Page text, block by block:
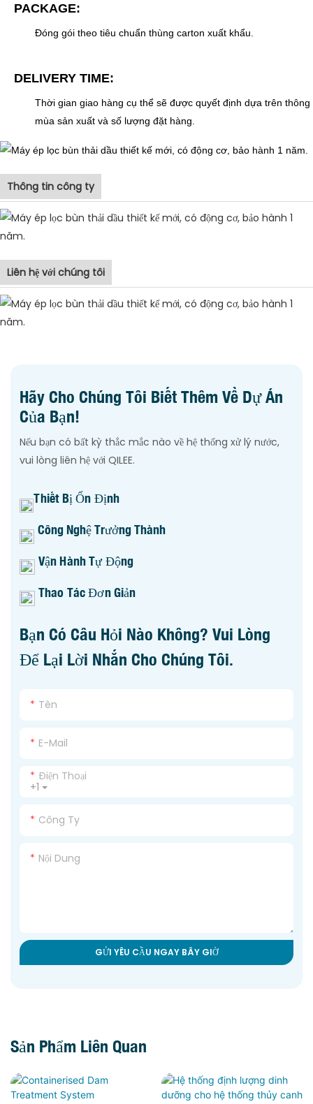
PACKAGE:
Đóng gói theo tiêu chuẩn thùng carton xuất khẩu.
DELIVERY TIME:
Thời gian giao hàng cụ thể sẽ được quyết định dựa trên
mùa sản xuất và số lượng đặt hàng.
Thông tin công ty
Liên hệ với chúng tôi
Hãy Cho Chúng Tôi Biết Thêm Về Dự Án
Của Bạn!
Nếu bạn có bất kỳ thắc mắc nào về hệ thống xử lý nước,
vui lòng liên hệ với QILEE.
Thiết Bị Ổn Định
Công Nghệ Trưởng Thành
Vận Hành Tự Động
Thao Tác Đơn Giản
Bạn Có Câu Hỏi Nào Không? Vui Lòng
Để Lại Lời Nhắn Cho Chúng Tôi.
Tên
E-Mail
+1
Điện Thoại
Công Ty
Nội Dung
GỬI YÊU CẦU NGAY BÂY GIỜ
Sản Phẩm Liên Quan